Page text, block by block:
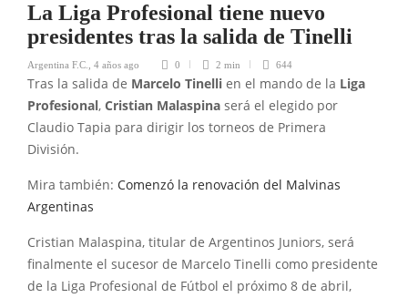
La Liga Profesional tiene nuevo
presidentes tras la salida de Tinelli
Argentina F.C. 4 años ago 0 2 min 644
Tras la salida de Marcelo Tinelli en el mando de la Liga
Profesional, Cristian Malaspina será el elegido por
Claudio Tapia para dirigir los torneos de Primera
División.
Mira también: Comenzó la renovación del Malvinas
Argentinas
Cristian Malaspina, titular de Argentinos Juniors, será
finalmente el sucesor de Marcelo Tinelli como presidente
de la Liga Profesional de Fútbol el próximo 8 de abril,